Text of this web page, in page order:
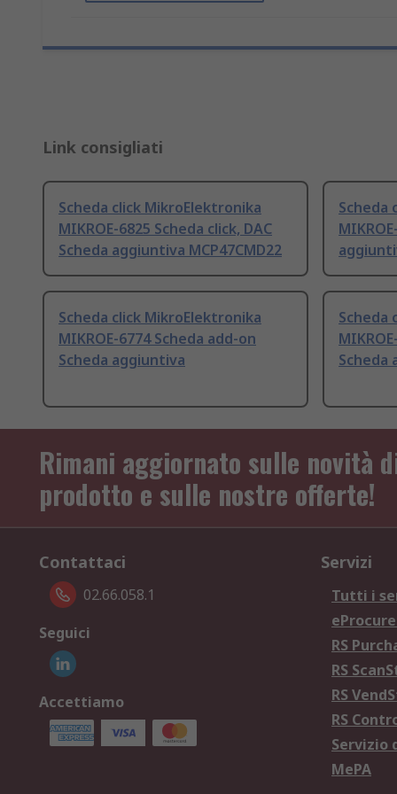
Link consigliati
Scheda click MikroElektronika
MIKROE-6825 Scheda click, DAC
Scheda aggiuntiva MCP47CMD22
Scheda
Scheda click MikroElektronika
MIKROE-6774 Scheda add-on
Scheda aggiuntiva
Scheda
Scheda
Rimani aggiornato sulle novità
prodotto e sulle nostre offerte!
Contattaci
02.66.058.1
Seguici
Accettiamo
Servizi
Tutti i
RS
RS
RS
RS
Servizio
MePA